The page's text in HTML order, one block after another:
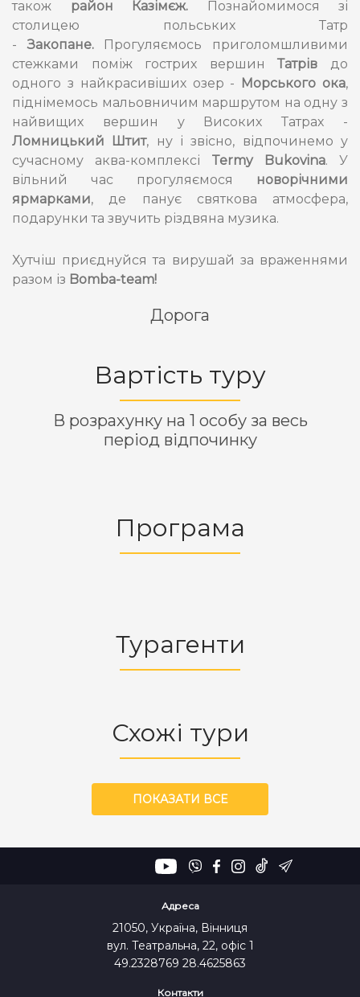
також район Казімєж.
Познайомимося зі
столицею польських Татр
-Закопане. Прогуляємось приголомшливими
стежками поміж гострих вершинТатрів до
одного з найкрасивіших озер - Морського ока,
піднімемось мальовничим маршрутом на одну з
найвищих вершин у Високих Татрах -
Ломницький Штит, ну і звісно, відпочинемо у
сучасному аква-комплексі Termy Bukovina. У
вільний час прогуляємося
новорічними
ярмарками, де панує святкова атмосфера,
подарунки та звучить різдвяна музика.
Хутчіш приєднуйся та вирушай за враженнями
разом із Bomba-team!
Дорога
Вартість туру
В розрахунку на 1 особу за весь
період відпочинку
Програма
Турагенти
Схожі тури
ПОКАЗАТИ ВСЕ
Адреса
21050, Україна, Вінниця
вул. Театральна, 22, офіс 1
49.2328769 28.4625863
Контакти